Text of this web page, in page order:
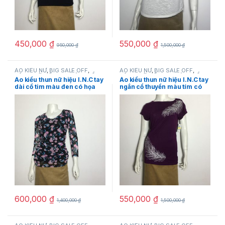
450,000 ₫ 950,000₫ 550,000 ₫ 1,500,000₫
ÁO KIỂU NỮ, BIG SALE OFF,
HÀNG MỚI VỀ I.N.C ,SẢN PHẨM
KHUYẾN MÃI, THỜI TRANG NỮ
Áo kiểu thun nữ hiệu I.N.C tay
dài cổ tim màu đen có họa
tiết hoa lá size XS chính hãng
600,000 ₫ 1,400,000₫
ÁO KIỂU NỮ, BIG SALE OFF,
HÀNG MỚI VỀ I.N.C ,SẢN PHẨM
KHUYẾN MÃI, THỜI TRANG NỮ
Áo kiểu thun nữ hiệu I.N.C tay
ngắn cổ thuyền màu tím có
đính cườm size M chính hãng
550,000 ₫ 1,500,000₫